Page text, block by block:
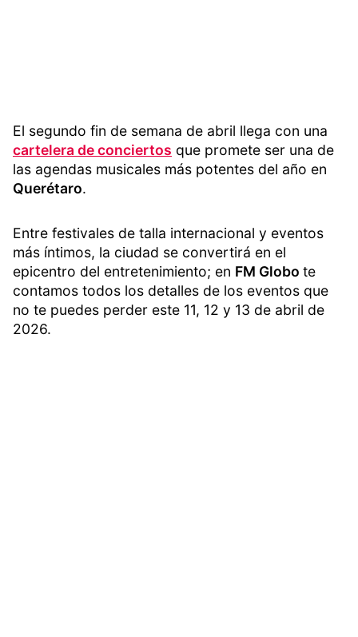
El segundo fin de semana de abril llega con una
cartelera de conciertos que promete ser una de
las agendas musicales más potentes del año en
Querétaro.
Entre festivales de talla internacional y eventos
más íntimos, la ciudad se convertirá en el
epicentro del entretenimiento; en FM Globo te
contamos todos los detalles de los eventos que
no te puedes perder este 11, 12 y 13 de abril de
2026.